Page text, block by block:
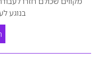
בנוגע